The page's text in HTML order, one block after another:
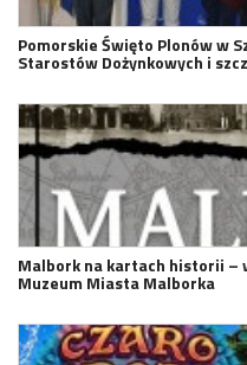
Pomorskie Święto Plonów w
Starostów Dożynkowych i
Malbork na kartach historii –
Muzeum Miasta Malborka